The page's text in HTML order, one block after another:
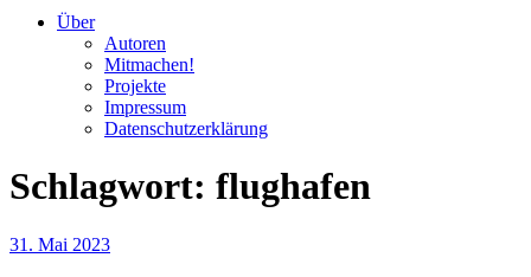
Über
Autoren
Mitmachen!
Projekte
Impressum
Datenschutzerklärung
Schlagwort: flughafen
Veröffentlicht
31. Mai 2023